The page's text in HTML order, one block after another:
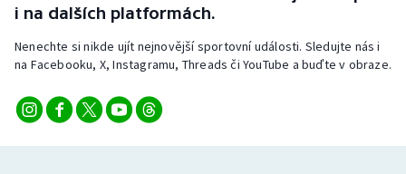
Vodní slalom
Volejbal
Ostatní
i na dalších platformách.
Nenechte si nikde ujít nejnovější sportovní události. Sledujte nás i
na Facebooku, X, Instagramu, Threads či YouTube a buďte v obraze.